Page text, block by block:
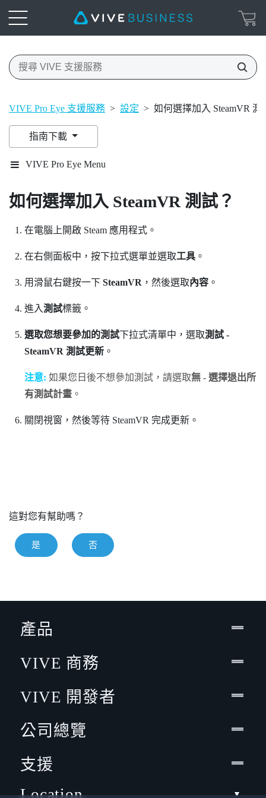
VIVE Pro Eye 支援服務 > 設定 > 如何選擇加入 SteamVR 測
指南下載
VIVE Pro Eye Menu
如何選擇加入 SteamVR 測試？
在電腦上開啟 Steam應用程式。
在右側面板中，按下拉式選單並選取工具。
用滑鼠右鍵按一下 SteamVR ，然後選取內容。
進入測試標籤。
選取您想要參加的測試下拉式清單中，選取測試 -
SteamVR 測試更新。
注意: 如果您日後不想參加測試，請選取無 - 選擇退出所
有測試計畫。
關閉視窗，然後等待 SteamVR 完成更新。
這對您有幫助嗎？
是 否
產品
VIVE 商務
VIVE 開發者
公司總覽
支援
Location